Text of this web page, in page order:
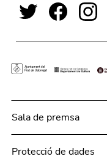
Sala de premsa
Protecció de dades